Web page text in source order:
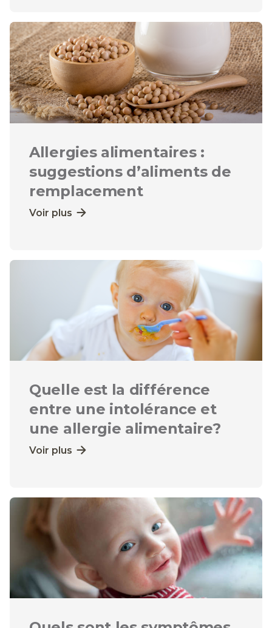
Allergies alimentaires :
suggestions d’aliments de
remplacement
Voir plus
Quelle est la différence
entre une intolérance et
une allergie alimentaire?
Voir plus